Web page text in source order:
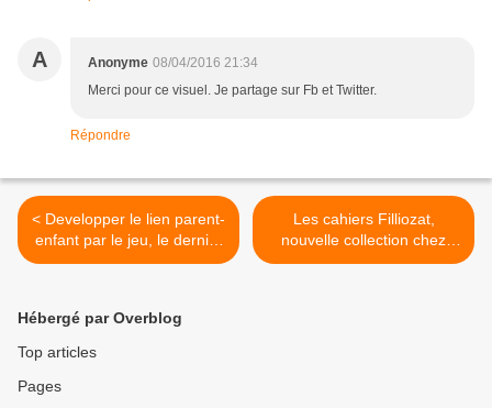
A Anonyme 08/04/2016 21:34
Merci pour ce visuel. Je partage sur Fb et Twitter.
Répondre
< Developper le lien parent-
enfant par le jeu, le dernier
livre d'Aletha Solter
Les cahiers Filliozat,
nouvelle collection chez
Nathan - Mes émotions >
Hébergé par Overblog
Top articles
Pages